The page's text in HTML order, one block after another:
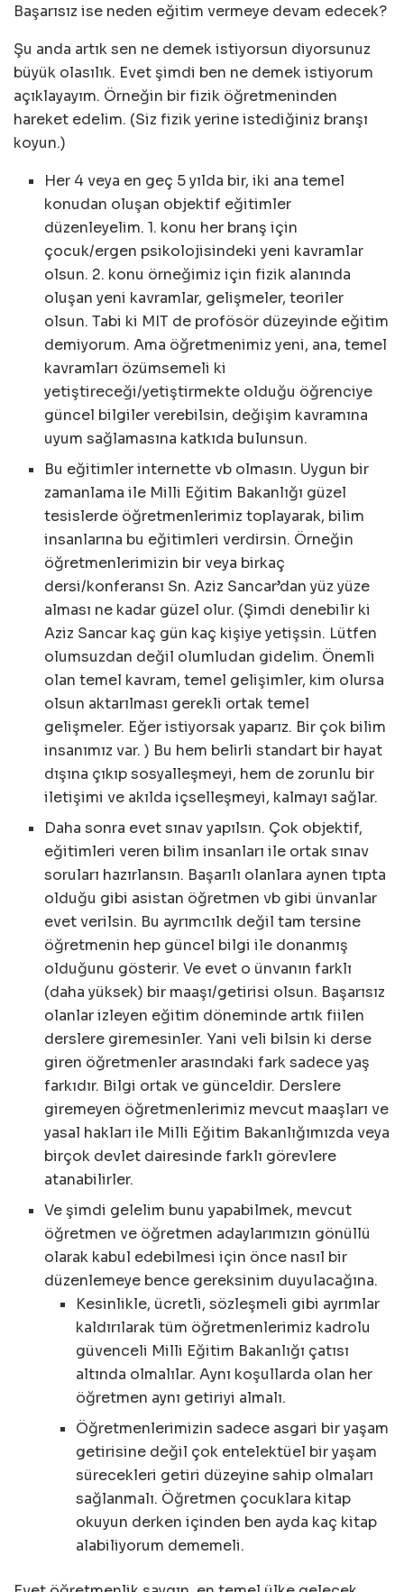
Başarısız ise neden eğitim vermeye devam edecek?
Şu anda artık sen ne demek istiyorsun diyorsunuz
büyük olasılık. Evet şimdi ben ne demek istiyorum
açıklayayım. Örneğin bir fizik öğretmeninden
hareket edelim. (Siz fizik yerine istediğiniz branşı
koyun.)
Her 4 veya en geç 5 yılda bir, iki ana temel
konudan oluşan objektif eğitimler
düzenleyelim. 1. konu her branş için
çocuk/ergen psikolojisindeki yeni kavramlar
olsun. 2. konu örneğimiz için fizik alanında
oluşan yeni kavramlar, gelişmeler, teoriler
olsun. Tabi ki MIT de profösör düzeyinde eğitim
demiyorum. Ama öğretmenimiz yeni, ana, temel
kavramları özümsemeli ki
yetiştireceği/yetiştirmekte olduğu öğrenciye
güncel bilgiler verebilsin, değişim kavramına
uyum sağlamasına katkıda bulunsun.
Bu eğitimler internette vb olmasın. Uygun bir
zamanlama ile Milli Eğitim Bakanlığı güzel
tesislerde öğretmenlerimiz toplayarak, bilim
insanlarına bu eğitimleri verdirsin. Örneğin
öğretmenlerimizin bir veya birkaç
dersi/konferansı Sn. Aziz Sancar’dan yüz yüze
alması ne kadar güzel olur. (Şimdi denebilir ki
Aziz Sancar kaç gün kaç kişiye yetişsin. Lütfen
olumsuzdan değil olumludan gidelim. Önemli
olan temel kavram, temel gelişimler, kim olursa
olsun aktarılması gerekli ortak temel
gelişmeler. Eğer istiyorsak yaparız. Bir çok bilim
insanımız var. ) Bu hem belirli standart bir hayat
dışına çıkıp sosyalleşmeyi, hem de zorunlu bir
iletişimi ve akılda içselleşmeyi, kalmayı sağlar.
Daha sonra evet sınav yapılsın. Çok objektif,
eğitimleri veren bilim insanları ile ortak sınav
soruları hazırlansın. Başarılı olanlara aynen tıpta
olduğu gibi asistan öğretmen vb gibi ünvanlar
evet verilsin. Bu ayrımcılık değil tam tersine
öğretmenin hep güncel bilgi ile donanmış
olduğunu gösterir. Ve evet o ünvanın farklı
(daha yüksek) bir maaşı/getirisi olsun. Başarısız
olanlar izleyen eğitim döneminde artık fiilen
derslere giremesinler. Yani veli bilsin ki derse
giren öğretmenler arasındaki fark sadece yaş
farkıdır. Bilgi ortak ve günceldir. Derslere
giremeyen öğretmenlerimiz mevcut maaşları ve
yasal hakları ile Milli Eğitim Bakanlığımızda veya
birçok devlet dairesinde farklı görevlere
atanabilirler.
Ve şimdi gelelim bunu yapabilmek, mevcut
öğretmen ve öğretmen adaylarımızın gönüllü
olarak kabul edebilmesi için önce nasıl bir
düzenlemeye bence gereksinim duyulacağına.
Kesinlikle, ücretli, sözleşmeli gibi ayrımlar
kaldırılarak tüm öğretmenlerimiz kadrolu
güvenceli Milli Eğitim Bakanlığı çatısı
altında olmalılar. Aynı koşullarda olan her
öğretmen aynı getiriyi almalı.
Öğretmenlerimizin sadece asgari bir yaşam
getirisine değil çok entelektüel bir yaşam
sürecekleri getiri düzeyine sahip olmaları
sağlanmalı. Öğretmen çocuklara kitap
okuyun derken içinden ben ayda kaç kitap
alabiliyorum dememeli.